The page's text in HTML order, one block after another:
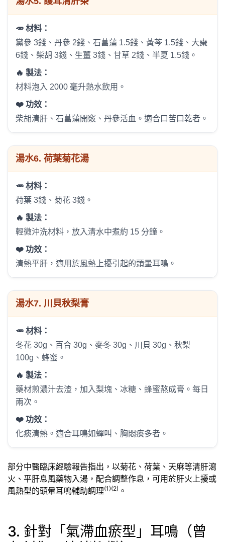
🥕 材料：
黨參 3錢、丹參 2錢、石菖蒲 1.5錢、黃芩 1.5錢、大棗
6錢、柴胡 3錢、生薑 3錢、甘草 2錢、半夏 1.5錢。
🔥 製法：
材料泡入 2000 毫升熱水飲用。
❤️ 功效：
柴胡清肝、石菖蒲開竅、丹參活血。適合口苦口乾者。
湯水6. 荷葉菊花湯
🥕 材料：
荷葉 3錢、菊花 3錢。
🔥 製法：
輕微沖洗材料，放入清水中煮約 15 分鐘。
❤️ 功效：
清熱平肝，適用於風熱上擾引起的頭暈耳鳴。
湯水7. 川貝秋梨膏
🥕 材料：
冬花 30g、百合 30g、麥冬 30g、川貝 30g、秋梨
100g、蜂蜜。
🔥 製法：
藥材煎濃汁去渣，加入梨塊、冰糖、蜂蜜熬成膏。每日
兩次。
❤️ 功效：
化痰清熱。適合耳鳴如蟬叫、胸悶痰多者。
部分中醫臨床經驗報告指出，以菊花、荷葉、天麻等清肝瀉
火、平肝息風藥物入湯，配合調整作息，可用於肝火上擾或
風熱型的頭暈耳鳴輔助調理(1)(2) 。
3. 針對「氣滯血瘀型」耳鳴（曾